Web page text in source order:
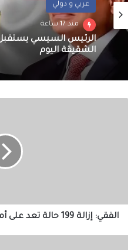
عربي و دولي
منذ 17 ساعة
الرئيس السيسي
الشقيقة اليوم
والأراضي
الزراعية
الفقي: إزالة 199 حالة تعد على أملاك الدولة والأراضي الزراعية